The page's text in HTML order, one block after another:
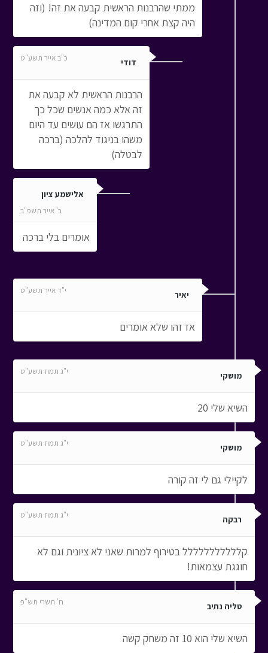
ממתי שהרבנות הראשית קבעה את זה! (וזה
היה קצת אחרי קום המדינה)
דודי כ"ב אייר תשע"ט
הרבנות הראשית לא קבעה את
זה אלא כמה אנשים שכל כך
התרגשו אז הם עושים עד היום
משהו בניגוד להלכה (ברכה
לבטלה)
אלישמע ציון
ב' אייר תשפ"ב
אומרים בלי ברכה
יאיר י"ד אייר תשע"ט
אז זהו שלא אומרים
מושקי י"ג תמוז תשע"ט
השיא שלי 20
מושקי י"ג תמוז תשע"ט
לקיילי גם לי זה קורה
רבקה י"ג תמוז תשע"ט
קללללללללללל בטירוף למרות שאני לא ציונית וגם לא
חוגגת עצמאות!
טליה נתיב ח' תשרי תש"פ
השיא שלי הוא 10 זה משחק קשה